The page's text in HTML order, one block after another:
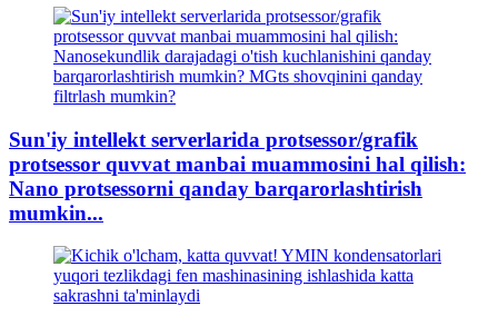
Sun'iy intellekt serverlarida protsessor/grafik
protsessor quvvat manbai muammosini hal qilish:
Nano protsessorni qanday barqarorlashtirish
mumkin...